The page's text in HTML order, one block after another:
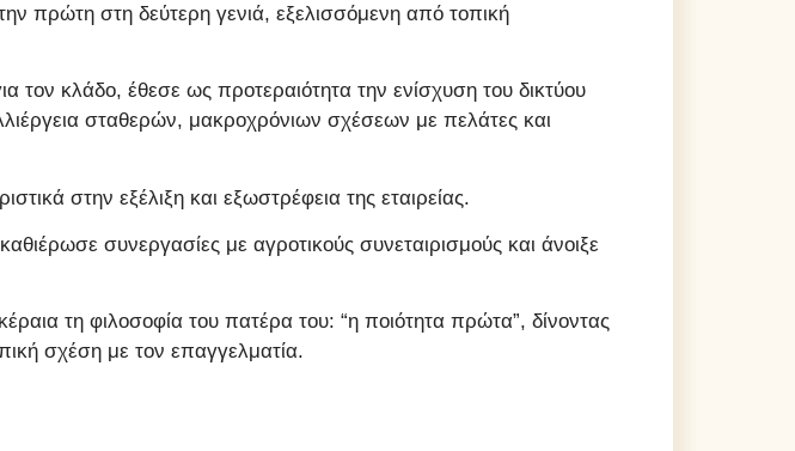
πρώτη στη δεύτερη γενιά, εξελισσόμενη από τοπική
τον κλάδο, έθεσε ως προτεραιότητα την ενίσχυση του δικτύου
σταθερών, μακροχρόνιων σχέσεων με πελάτες και
στην εξέλιξη και εξωστρέφεια της εταιρείας.
συνεργασίες με αγροτικούς συνεταιρισμούς και άνοιξε
τη φιλοσοφία του πατέρα του: “η ποιότητα πρώτα”, δίνοντας
σχέση με τον επαγγελματία.